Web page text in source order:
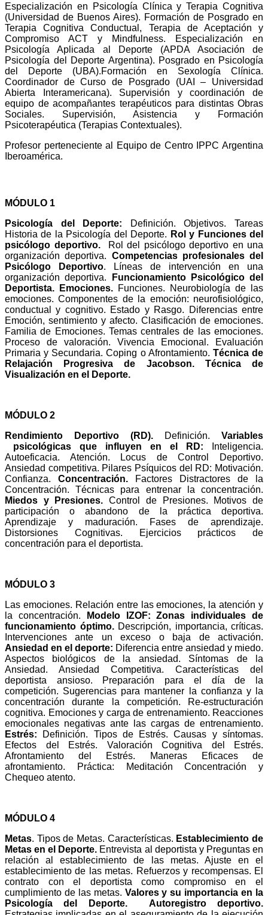
Especialización en Psicología Clínica y Terapia Cognitiva
(Universidad de Buenos Aires). Formación de Posgrado en
Terapia Cognitiva Conductual, Terapia de Aceptación y
Compromiso ACT y Mindfulness. Especialización en
Psicología Aplicada al Deporte (APDA Asociación de
Psicología del Deporte Argentina). Posgrado en Psicología
del Deporte (UBA).Formación en Sexología Clínica.
Coordinador de Curso de Posgrado (UAI – Universidad
Abierta Interamericana). Supervisión y coordinación de
equipo de acompañantes terapéuticos para distintas Obras
Sociales. Supervisión, Asistencia y Formación
Psicoterapéutica (Terapias Contextuales).
Profesor perteneciente al Equipo de Centro IPPC Argentina
Iberoamérica.
MÓDULO 1
Psicología del Deporte: Definición. Objetivos. Tareas
Historia de la Psicología del Deporte. Rol y Funciones del
psicólogo deportivo.
Rol del psicólogo deportivo en una
organización deportiva. Competencias profesionales del
Psicólogo Deportivo. Líneas de intervención en una
organización deportiva.
Funcionamiento Psicológico del
Deportista.
Emociones. Funciones. Neurobiología de las
emociones. Componentes de la emoción: neurofisiológico,
conductual y cognitivo. Estado y Rasgo. Diferencias entre
Emoción, sentimiento y afecto. Clasificación de emociones.
Familia de Emociones. Temas centrales de las emociones.
Proceso de valoración. Vivencia Emocional. Evaluación
Primaria y Secundaria. Coping o Afrontamiento. Técnica de
Relajación Progresiva de Jacobson. Técnica de
Visualización en el Deporte.
MÓDULO 2
Rendimiento Deportivo (RD). Definición. Variables
psicológicas que influyen en el RD: Inteligencia.
Autoeficacia. Atención.
Locus de Control Deportivo.
Ansiedad competitiva. Pilares Psíquicos del RD: Motivación.
Confianza. Concentración.
Factores Distractores de la
Concentración. Técnicas para entrenar la concentración.
Miedos y Presiones. Control de Presiones. Motivos de
participación o abandono de la práctica deportiva.
Aprendizaje y maduración. Fases de aprendizaje.
Distorsiones Cognitivas.
Ejercicios prácticos de
concentración para el deportista.
MÓDULO 3
Las emociones. Relación entre las emociones, la atención y
la concentración.
Modelo IZOF:
Zonas individuales de
funcionamiento óptimo.Descripción, importancia, críticas.
Intervenciones ante un exceso o baja de activación.
Ansiedad en el deporte: Diferencia entre ansiedad y miedo.
Aspectos biológicos de la ansiedad. Síntomas de la
Ansiedad. Ansiedad Competitiva. Características del
deportista ansioso. Preparación para el día de la
competición. Sugerencias para mantener la confianza y la
concentración durante la competición. Re-estructuración
cognitiva. Emociones y carga de entrenamiento. Reacciones
emocionales negativas ante las cargas de entrenamiento.
Estrés: Definición. Tipos de Estrés. Causas y síntomas.
Efectos del Estrés. Valoración Cognitiva del Estrés.
Afrontamiento del Estrés. Maneras Eficaces de
afrontamiento. Práctica: Meditación Concentración y
Chequeo atento.
MÓDULO 4
Metas. Tipos de Metas. Características. Establecimiento de
Metas en el Deporte. Entrevista al deportista y Preguntas en
relación al establecimiento de las metas. Ajuste en el
establecimiento de las metas. Refuerzos y recompensas. El
contrato con el deportista como compromiso en el
cumplimiento de las metas. Valores y su importancia en la
Psicología del Deporte. Autoregistro deportivo.